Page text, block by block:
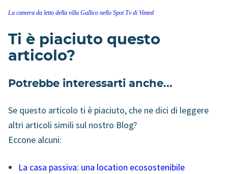
La camera da letto della villa Gallico nello Spot Tv di Vinted
Ti è piaciuto questo
articolo?
Potrebbe interessarti anche...
Se questo articolo ti è piaciuto, che ne dici di leggere
altri articoli simili sul nostro Blog?
Eccone alcuni:
La casa passiva: una location ecosostenibile